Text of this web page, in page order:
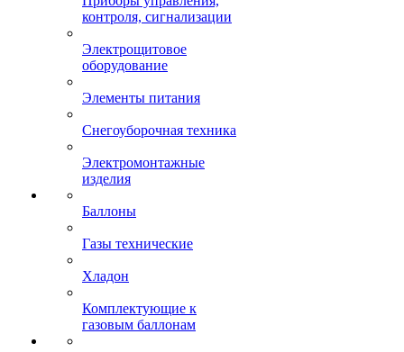
контроля, сигнализации
Электрощитовое
оборудование
Элементы питания
Снегоуборочная техника
Электромонтажные
изделия
Баллоны
Газы технические
Хладон
Комплектующие к
газовым баллонам